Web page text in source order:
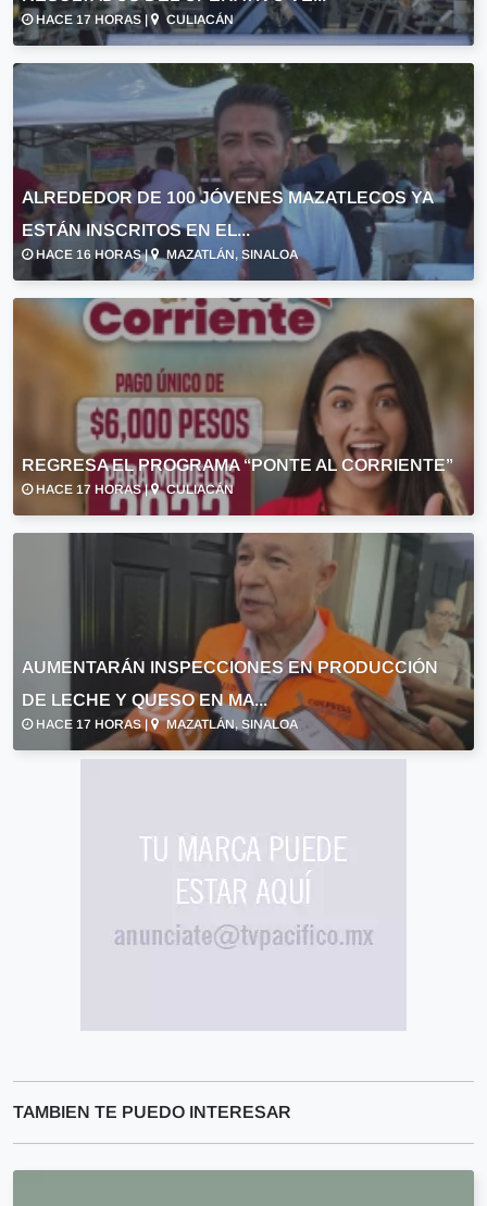
HACE 17 HORAS | CULIACÁN
ALREDEDOR DE 100 JÓVENES MAZATLECOS YA
ESTÁN INSCRITOS EN EL...
HACE 16 HORAS | MAZATLÁN, SINALOA
REGRESA EL PROGRAMA “PONTE AL CORRIENTE”
HACE 17 HORAS | CULIACÁN
AUMENTARÁN INSPECCIONES EN PRODUCCIÓN
DE LECHE Y QUESO EN MA...
HACE 17 HORAS | MAZATLÁN, SINALOA
TAMBIEN TE PUEDO INTERESAR